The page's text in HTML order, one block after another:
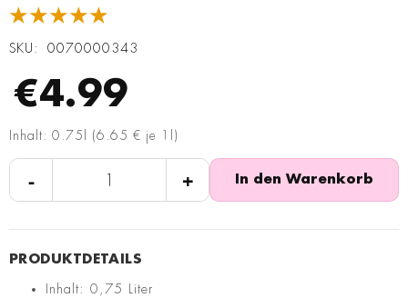
★★★★★
SKU 0070000343
€4.99
Inhalt: 0.75l (6.65 € je 1l)
- + In den Warenkorb
Inhalt: 0,75 Liter
springen